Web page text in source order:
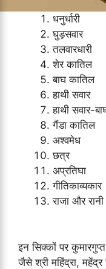
धनुर्धारी
घुड़सवार
तलवारधारी
शेर कातिल
बाघ कातिल
हाथी सवार
हाथी सवार-
गैंडा कातिल
अश्वमेध
छत्र
अप्रतिघा
गीतिकाव्यकार
राजा और रानी
इन सिक्कों पर
जैसे श्री महिंद्रा, महेंद्र